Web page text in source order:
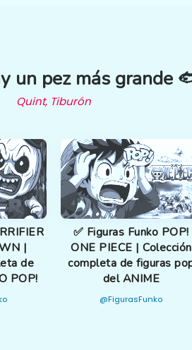
un pez más grande
Quint, Tiburón
|
de
POP!
✅ Figuras Funko POP!
ONE PIECE | Colección
completa de figuras
del ANIME
@FigurasFunko